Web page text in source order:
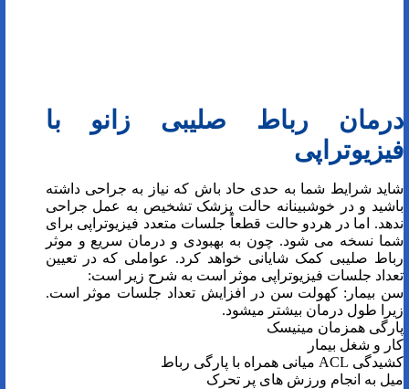
درمان رباط صلیبی زانو با
فیزیوتراپی
شاید شرایط شما به حدی حاد باش که نیاز به جراحی داشته
باشید و در خوشبینانه حالت پزشک تشخیص به عمل جراحی
ندهد. اما در هردو حالت قطعاً جلسات متعدد فیزیوتراپی برای
شما نسخه می شود. چون به بهبودی و درمان سریع و موثر
رباط صلیبی کمک شایانی خواهد کرد. عواملی که در تعیین
تعداد جلسات فیزیوتراپی موثر است به شرح زیر است:
سن بیمار: کهولت سن در افزایش تعداد جلسات موثر است.
زیرا طول درمان بیشتر میشود.
پارگی همزمان مینیسک
کار و شغل بیمار
کشیدگی ACL میانی همراه با پارگی رباط
میل به انجام ورزش های پر تحرک